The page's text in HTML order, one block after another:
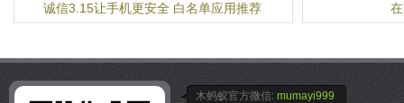
诚信3.15让手机更安全 白名单应用推荐
木蚂蚁官方微信: mumayi999